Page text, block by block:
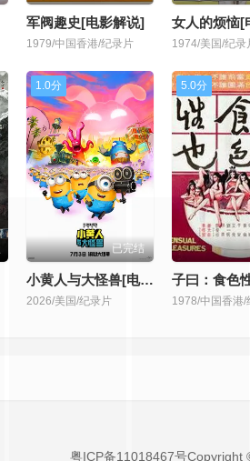
军阀趣史[电影解说]
1979/中国香港/纪录片 1974/美国/纪录
1.0分
已完结
小黄人与大怪兽[电影解说]
2026/美国/纪录片
5.0分
1978/中国香港/
粤ICP备11018467号Copyright